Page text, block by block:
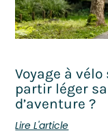
Voyage à
partir léger
d’aventure ?
Lire L'article